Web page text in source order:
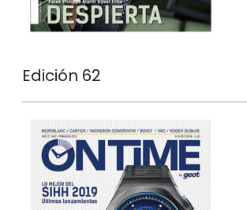
Edición 62